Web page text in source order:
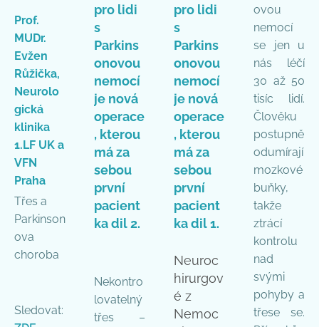
Prof.
MUDr.
Evžen
Růžička,
Neurolo
gická
klinika
1.LF UK a
VFN
Praha
Třes a
Parkinson
ova
choroba
Sledovat:
pro lidi
s
Parkins
onovou
nemocí
je nová
operace
, kterou
má za
sebou
první
pacient
ka dil 2.
Nekontro
lovatelný
třes –
pro lidi
s
Parkins
onovou
nemocí
je nová
operace
, kterou
má za
sebou
první
pacient
ka dil 1.
Neuroc
hirurgov
é z
Nemoc
ovou
nemocí
se jen u
nás léčí
30 až 50
tisíc lidí.
Člověku
postupně
odumírají
mozkové
buňky,
takže
ztrácí
kontrolu
nad
svými
pohyby a
třese se.